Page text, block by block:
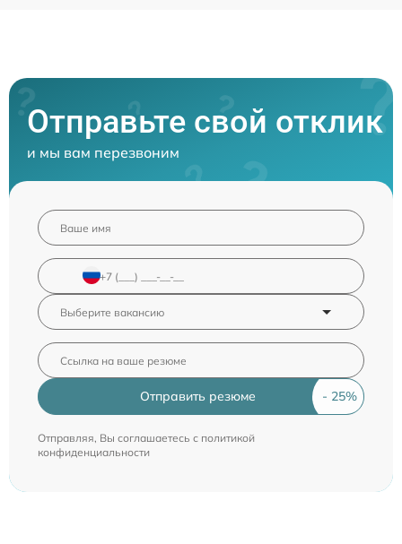
Отправьте свой отклик
и мы вам перезвоним
Отправить резюме
Отправляя, Вы соглашаетесь с политикой
конфиденциальности